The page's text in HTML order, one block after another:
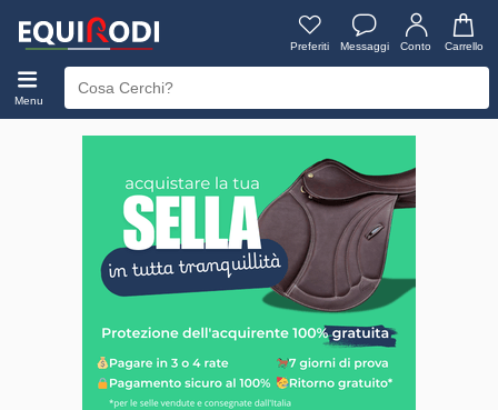
Preferiti Messaggi Conto Carrello
Menu